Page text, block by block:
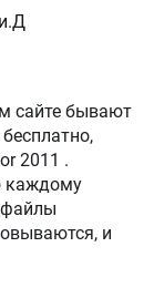
.
каждому
файлы
и